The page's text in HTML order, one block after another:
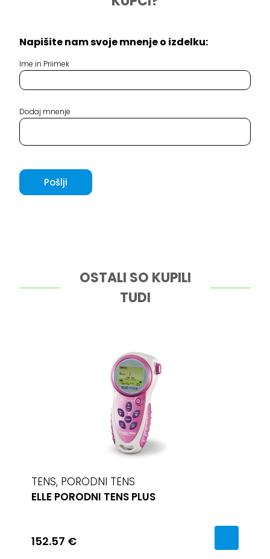
Napišite nam svoje mnenje o izdelku:
Ime in Priimek
Dodaj mnenje
Pošlji
OSTALI SO KUPILI
TUDI
TENS, PORODNI TENS
ELLE PORODNI TENS PLUS
152.57 €